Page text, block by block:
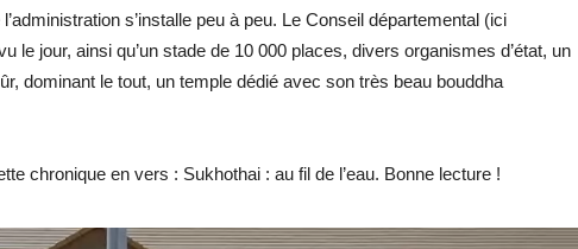
s’installe peu à peu. Le Conseil départemental (ici
le jour, ainsi qu’un stade de 10 000 places, divers organismes d’état, un
dominant le tout, un temple dédié avec son très beau bouddha
chronique en vers : Sukhothai : au fil de l’eau. Bonne lecture !